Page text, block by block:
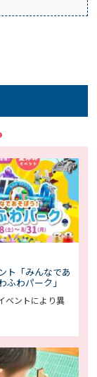
ト「みんなであ
ふわパーク」
ベントにより異